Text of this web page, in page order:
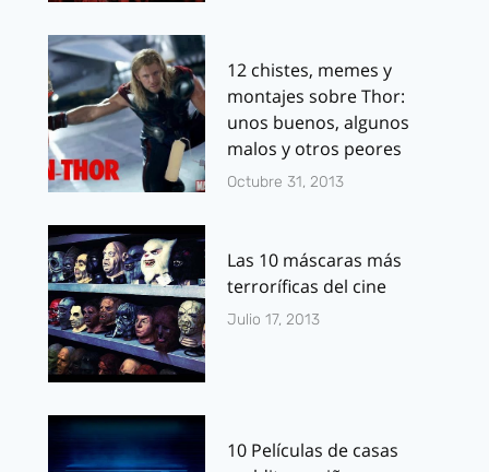
12 chistes, memes y
montajes sobre Thor:
unos buenos, algunos
malos y otros peores
Octubre 31, 2013
Las 10 máscaras más
terroríficas del cine
Julio 17, 2013
10 Películas de casas